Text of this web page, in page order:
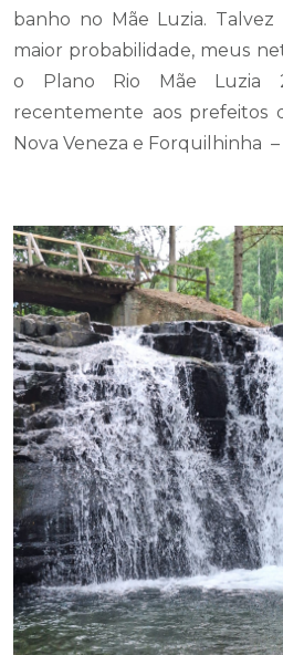
banho no Mãe Luzia. Talvez
maior probabilidade, meus
o Plano Rio Mãe Luzia
recentemente aos prefeitos
Nova Veneza e Forquilhinha